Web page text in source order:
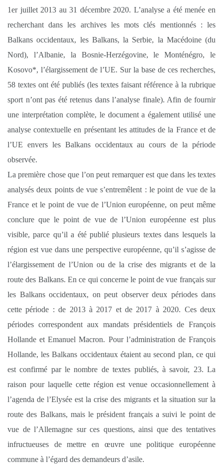
1er juillet 2013 au 31 décembre 2020. L’analyse a été menée en
recherchant dans les archives les mots clés mentionnés : les
Balkans occidentaux, les Balkans, la Serbie, la Macédoine (du
Nord), l’Albanie, la Bosnie-Herzégovine, le Monténégro, le
Kosovo*, l’élargissement de l’UE. Sur la base de ces recherches,
58 textes ont été publiés (les textes faisant référence à la rubrique
sport n’ont pas été retenus dans l’analyse finale). Afin de fournir
une interprétation complète, le document a également utilisé une
analyse contextuelle en présentant les attitudes de la France et de
l’UE envers les Balkans occidentaux au cours de la période
observée.
La première chose que l’on peut remarquer est que dans les textes
analysés deux points de vue s’entremêlent : le point de vue de la
France et le point de vue de l’Union européenne, on peut même
conclure que le point de vue de l’Union européenne est plus
visible, parce qu’il a été publié plusieurs textes dans lesquels la
région est vue dans une perspective européenne, qu’il s’agisse de
l’élargissement de l’Union ou de la crise des migrants et de la
route des Balkans. En ce qui concerne le point de vue français sur
les Balkans occidentaux, on peut observer deux périodes dans
cette période : de 2013 à 2017 et de 2017 à 2020. Ces deux
périodes correspondent aux mandats présidentiels de François
Hollande et Emanuel Macron. Pour l’administration de François
Hollande, les Balkans occidentaux étaient au second plan, ce qui
est confirmé par le nombre de textes publiés, à savoir, 23. La
raison pour laquelle cette région est venue occasionnellement à
l’agenda de l’Elysée est la crise des migrants et la situation sur la
route des Balkans, mais le président français a suivi le point de
vue de l’Allemagne sur ces questions, ainsi que des tentatives
infructueuses de mettre en œuvre une politique européenne
commune à l’égard des demandeurs d’asile.